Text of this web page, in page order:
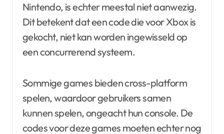
Nintendo, is echter meestal niet aanwezig.
Dit betekent dat een code die voor Xbox is
gekocht, niet kan worden ingewisseld op
een concurrerend systeem.
Sommige games bieden cross-platform
spelen, waardoor gebruikers samen
kunnen spelen, ongeacht hun console. De
codes voor deze games moeten echter nog